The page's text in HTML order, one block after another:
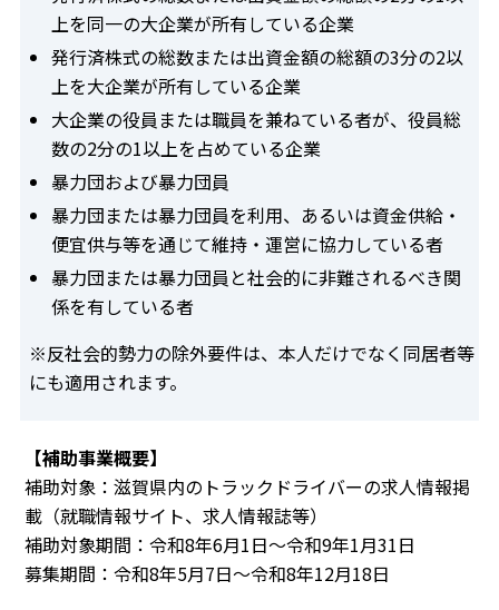
上を同一の大企業が所有している企業
発行済株式の総数または出資金額の総額の3分の2以
上を大企業が所有している企業
大企業の役員または職員を兼ねている者が、役員総
数の2分の1以上を占めている企業
暴力団および暴力団員
暴力団または暴力団員を利用、あるいは資金供給・
便宜供与等を通じて維持・運営に協力している者
暴力団または暴力団員と社会的に非難されるべき関
係を有している者
※反社会的勢力の除外要件は、本人だけでなく同居者等
にも適用されます。
【補助事業概要】
補助対象：滋賀県内のトラックドライバーの求人情報掲
載（就職情報サイト、求人情報誌等）
補助対象期間：令和8年6月1日～令和9年1月31日
募集期間：令和8年5月7日～令和8年12月18日